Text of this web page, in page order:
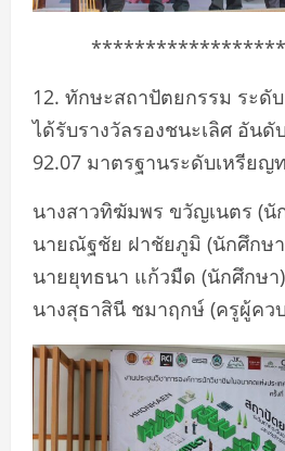
12. ทักษะสถาปัตยกรรม ระดั
ได้รับรางวัลรองชนะเลิศ อัน
92.07 มาตรฐานระดับเหรียญ
นางสาวทิฆัมพร ขวัญเนตร (นั
นายณัฐชัย ฝาชัยภูมิ (นักศึกษ
นายยุทธนา แก้วมืด (นักศึกษา)
นางสุธาสินี ชมาฤกษ์ (ครูผู้คว